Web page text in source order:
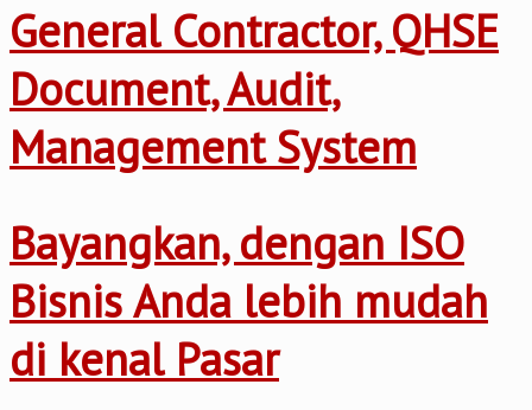
General Contractor, QHSE
Document, Audit,
Management System
Bayangkan, dengan ISO
Bisnis Anda lebih mudah
di kenal Pasar